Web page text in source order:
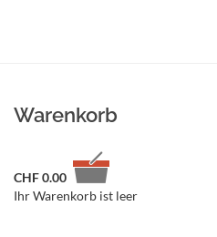
Warenkorb
CHF0.00
Ihr Warenkorb ist leer